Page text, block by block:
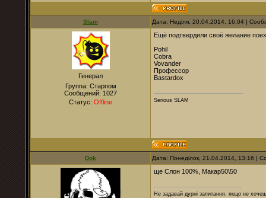
Slam Дата: Неділя, 20.04.2014, 16:04 |
Генерал
Группа: Старпом
Сообщений: 1027
Статус: Offline
Ещё подтвердили своё желание
Pohil
Cobra
Vovander
Профессор
Bastardox
Serious SLAM
Dok Дата: Понеділок, 21.04.2014, 13:16 |
ще Слон 100%, Макар50\50
Не задавай дурні запитання, якщо не